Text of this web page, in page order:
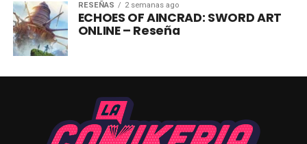
RESEÑAS 2 semanas ago
ECHOES OF AINCRAD: SWORD ART
ONLINE – Reseña